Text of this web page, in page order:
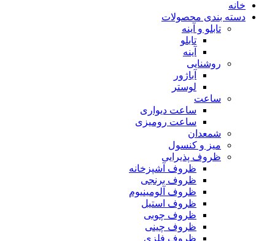
خانه
دسته بندی محصولات
تابلو و آینه
تابلو
آینه
روشنایی
آباژور
لوستر
ساعت
ساعت دیواری
ساعت رومیزی
شمعدان
میز و کنسول
ظروف پذیرایی
ظروف آشپزخانه
ظروف برنجی
ظروف آلومینیوم
ظروف استیل
ظروف چوبی
ظروف چینی
ظروف فلزی